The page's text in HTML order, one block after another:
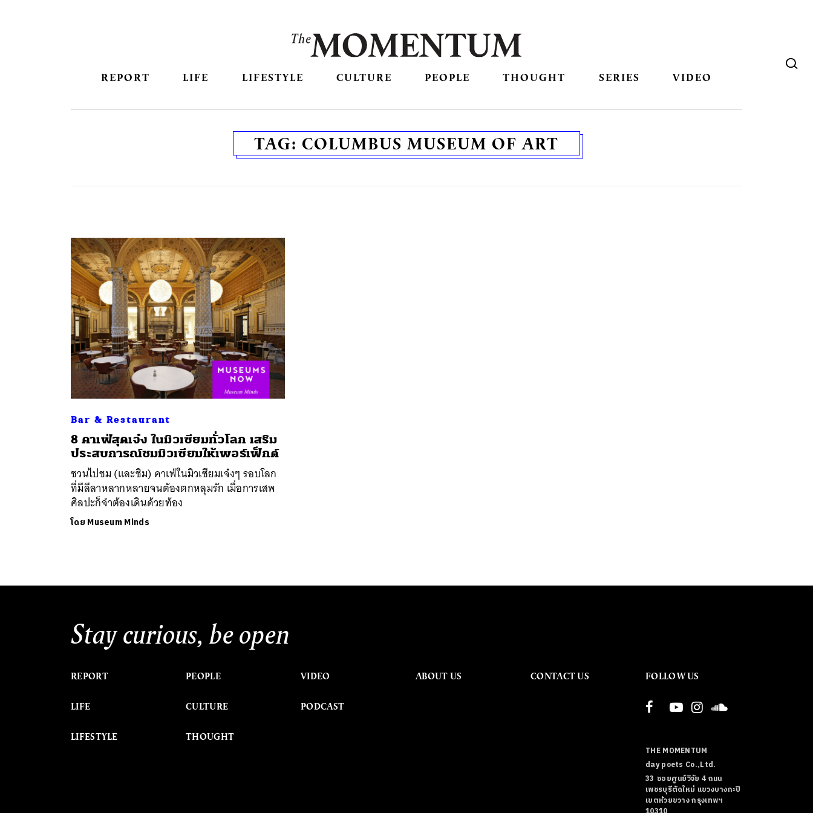
REPORT LIFE LIFESTYLE CULTURE PEOPLE THOUGHT SERIES VIDEO
TAG: COLUMBUS MUSEUM OF ART
Bar & Restaurant
8 คาเฟ่สุดเจ๋ง ในมิวเซียมทั่วโลก เสริม
ประสบการณ์ชมมิวเซียมให้เพอร์เฟ็กต์
ชวนไปชม (และชิม) คาเฟ่ในมิวเซียมเจ๋งๆ รอบโลก
ที่มีลีลาหลากหลายจนต้องตกหลุมรัก เมื่อการเสพ
ศิลปะก็จำต้องเดินด้วยท้อง
โดย Museum Minds
Stay curious, be open
REPORT
LIFE
LIFESTYLE
PEOPLE
CULTURE
THOUGHT
VIDEO
PODCAST
ABOUT US CONTACT US FOLLOW US
THE MOMENTUM
day poets Co.,Ltd.
33 ซอยศูนย์วิจัย 4 ถนน
เพชรบุรีตัดใหม่ แขวงบางกะปิ
เขตห้วยขวาง กรุงเทพฯ
ค้นหา